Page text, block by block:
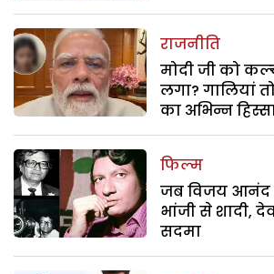
राजनीति
मोदी जी को
लगा? गालियां
का अभिन्न
फिल्म
जब विजय आनंद
भांजी से शादी,
सदमा